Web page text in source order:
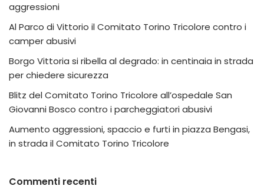
aggressioni
Al Parco di Vittorio il Comitato Torino Tricolore contro i
camper abusivi
Borgo Vittoria si ribella al degrado: in centinaia in strada
per chiedere sicurezza
Blitz del Comitato Torino Tricolore all’ospedale San
Giovanni Bosco contro i parcheggiatori abusivi
Aumento aggressioni, spaccio e furti in piazza Bengasi,
in strada il Comitato Torino Tricolore
Commenti recenti